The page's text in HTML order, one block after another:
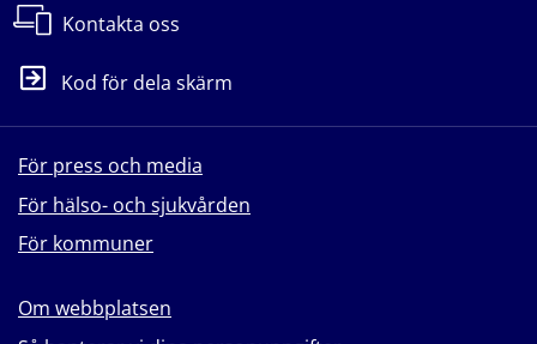
Kontakta oss
Kod för dela skärm
För press och media
För hälso- och sjukvården
För kommuner
Om webbplatsen